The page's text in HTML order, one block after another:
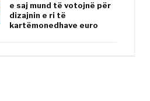
e saj mund të votojnë për
dizajnin e ri të
kartëmonedhave euro